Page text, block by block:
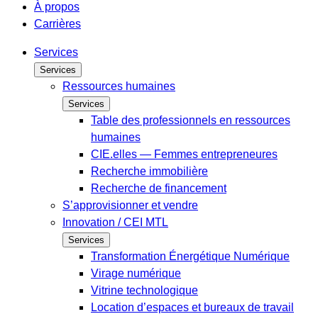
À propos
Carrières
Services
Services
Ressources humaines
Services
Table des professionnels en ressources
humaines
CIE.elles — Femmes entrepreneures
Recherche immobilière
Recherche de financement
S’approvisionner et vendre
Innovation / CEI MTL
Services
Transformation Énergétique Numérique
Virage numérique
Vitrine technologique
Location d’espaces et bureaux de travail